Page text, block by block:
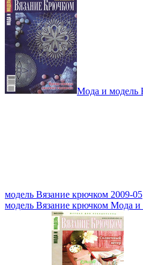
Мода и модель
модель Вязание крючком 2009-05
модель Вязание крючком Мода